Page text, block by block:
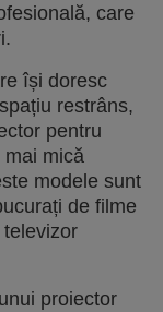
care
își doresc
restrâns,
pentru
mai mică
modele sunt
de filme
proiector